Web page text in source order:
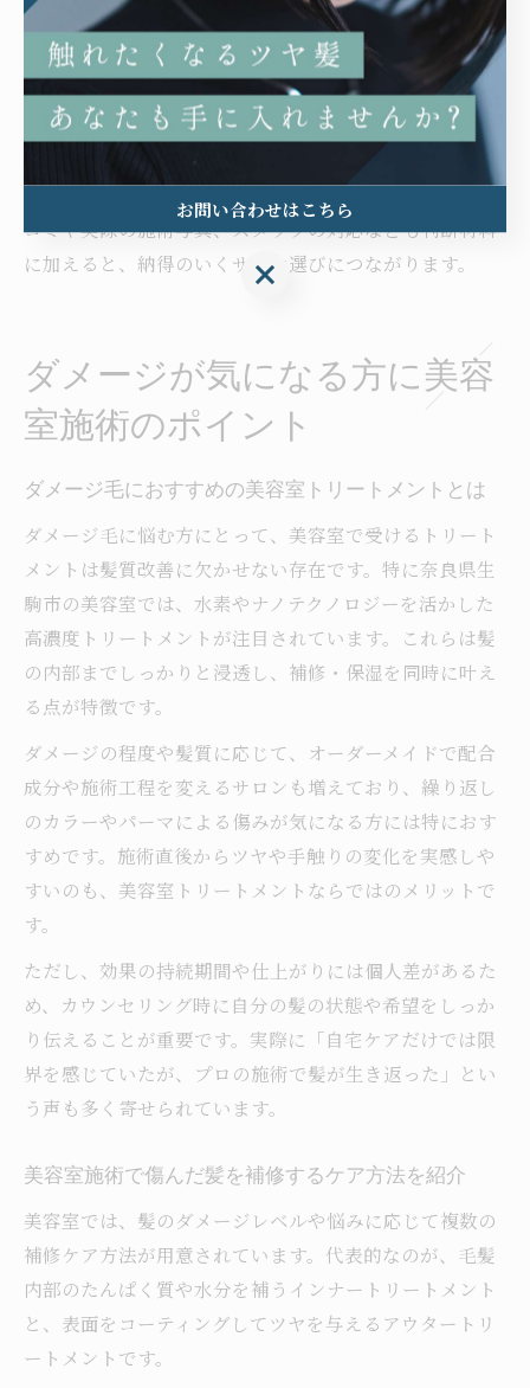
施術後のアフターケアやホームケアのアドバイスの有
料金と施術内容のバランス
口コミや体験談の評価
これらを踏まえて比較検討することで、自分に合ったサ
ロンやメニューが見つかりやすくなります。体験者の口
コミや実際の施術写真、スタッフの対応なども判断材料
に加えると、納得のいくサロン選びにつながります。
ダメージが気になる方に美容
室施術のポイント
ダメージ毛におすすめの美容室トリートメントとは
ダメージ毛に悩む方にとって、美容室で受けるトリート
メントは髪質改善に欠かせない存在です。特に奈良県生
駒市の美容室では、水素やナノテクノロジーを活かした
高濃度トリートメントが注目されています。これらは髪
の内部までしっかりと浸透し、補修・保湿を同時に叶え
る点が特徴です。
ダメージの程度や髪質に応じて、オーダーメイドで配合
成分や施術工程を変えるサロンも増えており、繰り返し
のカラーやパーマによる傷みが気になる方には特におす
すめです。施術直後からツヤや手触りの変化を実感しや
すいのも、美容室トリートメントならではのメリットで
す。
ただし、効果の持続期間や仕上がりには個人差があるた
め、カウンセリング時に自分の髪の状態や希望をしっか
り伝えることが重要です。実際に「自宅ケアだけでは限
界を感じていたが、プロの施術で髪が生き返った」とい
う声も多く寄せられています。
美容室施術で傷んだ髪を補修するケア方法を紹介
美容室では、髪のダメージレベルや悩みに応じて複数の
補修ケア方法が用意されています。代表的なのが、毛髪
内部のたんぱく質や水分を補うインナートリートメント
と、表面をコーティングしてツヤを与えるアウタートリ
ートメントです。
お問い合わせはこちら
お問い合わせはこちら